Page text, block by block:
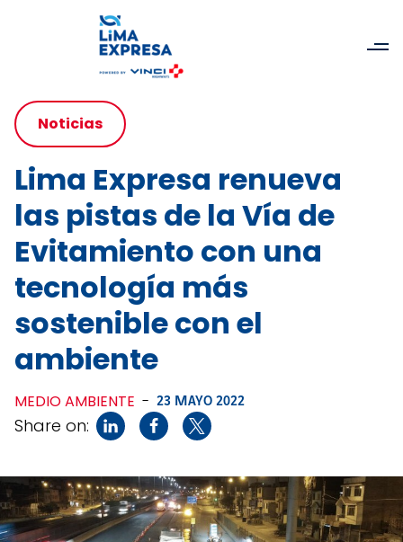
Noticias
Lima Expresa renueva
las pistas de la Vía de
Evitamiento con una
tecnología más
sostenible con el
ambiente
MEDIO AMBIENTE - 23 MAYO 2022
Share on: